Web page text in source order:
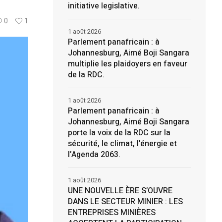
0 1
initiative legislative.
Parlement panafricain : à
Johannesburg, Aimé Boji Sangara
multiplie les plaidoyers en faveur
de la RDC.
1 août 2026
Parlement panafricain : à
Johannesburg, Aimé Boji Sangara
porte la voix de la RDC sur la
sécurité, le climat, l’énergie et
l’Agenda 2063.
1 août 2026
UNE NOUVELLE ÈRE S’OUVRE
DANS LE SECTEUR MINIER : LES
ENTREPRISES MINIÈRES
1 août 2026